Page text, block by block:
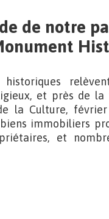
de notre
et près de la
la Culture,
immobiliers
et